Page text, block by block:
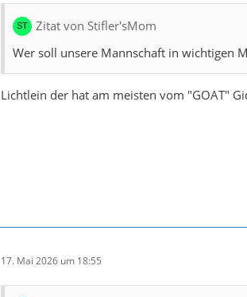
Zitat von Stifler'sMom
Wer soll unsere Mannschaft in wichtigen
Lichtlein der hat am meisten vom "GOAT"
17. Mai 2026 um 18:55